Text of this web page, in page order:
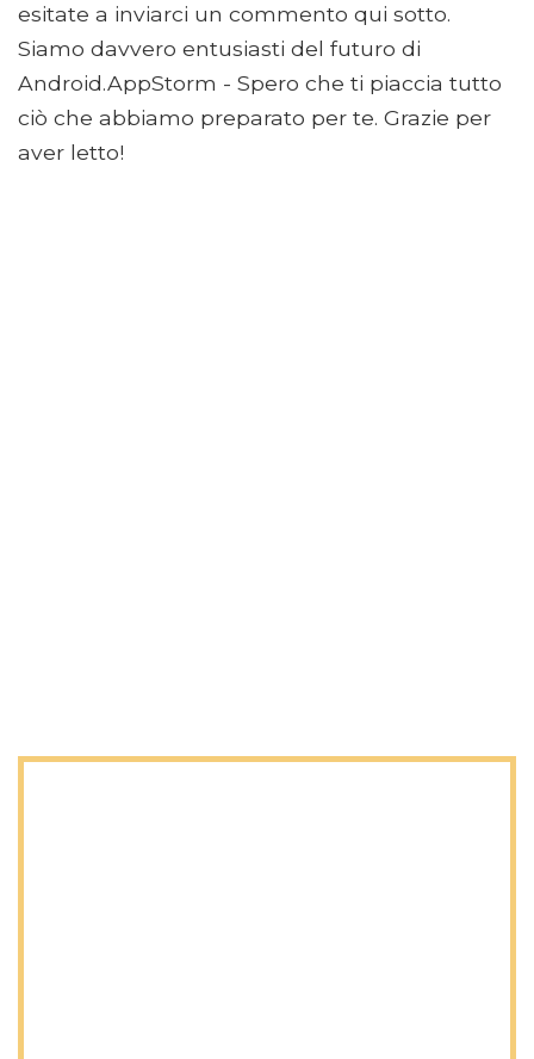
esitate a inviarci un commento qui sotto.
Siamo davvero entusiasti del futuro di
Android.AppStorm - Spero che ti piaccia tutto
ciò che abbiamo preparato per te. Grazie per
aver letto!